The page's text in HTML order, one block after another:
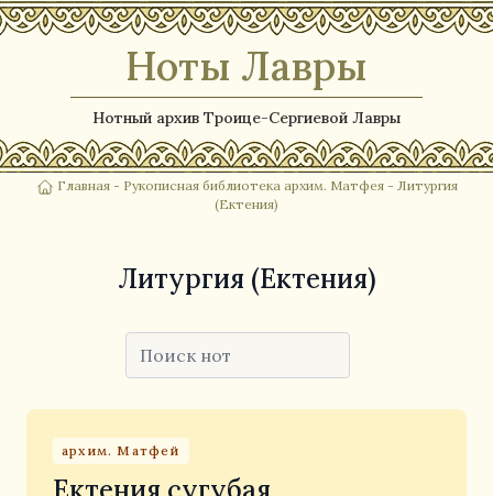
Ноты Лавры
Нотный архив Троице-Сергиевой Лавры
Главная - Рукописная библиотека архим. Матфея- Литургия
(Ектения)
Литургия (Ектения)
архим. Матфей